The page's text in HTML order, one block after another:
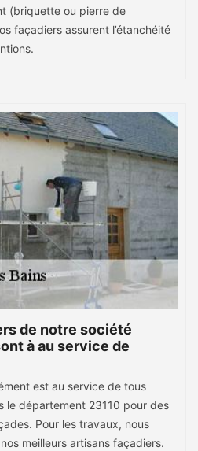
(briquette ou pierre de
façadiers assurent l’étanchéité
de notre société
à au service de
est au service de tous
le département 23110 pour des
Pour les travaux, nous
meilleurs artisans façadiers.